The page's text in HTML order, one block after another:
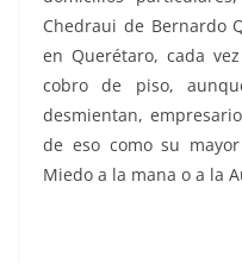
Chedraui de Bernardo
en Querétaro, cada
cobro de piso,
desmientan,
de eso como su
Miedo a la mana o a la